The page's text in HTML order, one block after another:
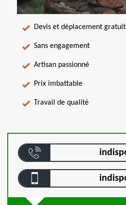
Devis et déplacement
Sans engagement
Artisan passionné
Prix imbattable
Travail de qualité